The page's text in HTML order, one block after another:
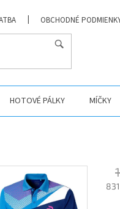
OBCHODNÉ
HOTOVÉ PÁLKY MÍČKY